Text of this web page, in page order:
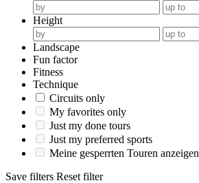
Height
Landscape
Fun factor
Fitness
Technique
Circuits only
My favorites only
Just my done tours
Just my preferred sports
Meine gesperrten Touren anzeigen
Save filters Reset filter